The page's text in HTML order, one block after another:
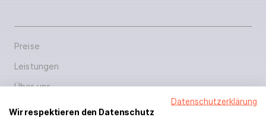
Hilfe
myBoD Neues Buchprojekt
Preise
Leistungen
Über uns
Blog
Datenschutzerklärung
Wir respektieren den Datenschutz